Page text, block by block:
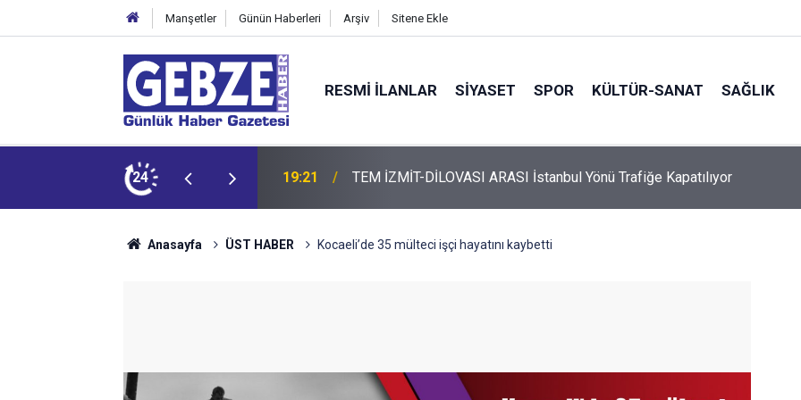
Manşetler Günün Haberleri Arşiv Sitene Ekle
RESMI İLANLAR SİYASET SPOR KÜLTÜR-SANAT SAĞLIK
24 19:20 GTO'dan Üyelerine Ticari Fırsat
Anasayfa ÜST HABER Kocaeli’de 35 mülteci işçi hayatını kaybetti